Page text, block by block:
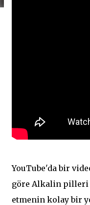
YouTube'da bir
göre Alkalin pilleri
etmenin kolay bir